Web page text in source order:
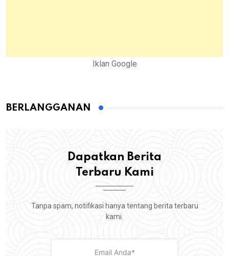
Iklan Google
BERLANGGANAN
Dapatkan Berita
Terbaru Kami
Tanpa spam, notifikasi hanya tentang berita terbaru
kami.